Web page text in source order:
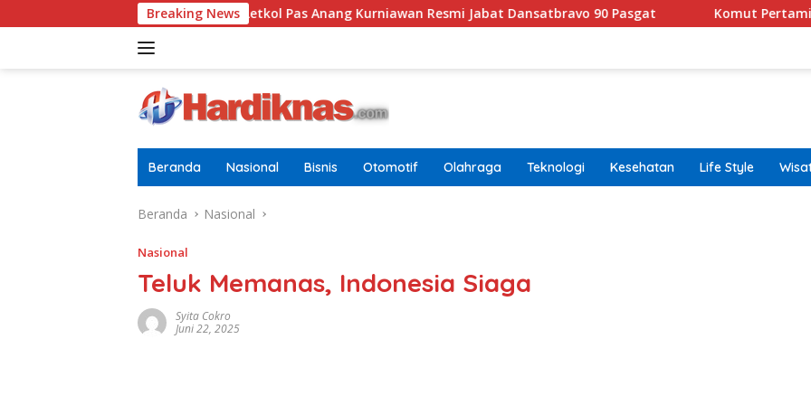
ke
Breaking News
Letkol Pas Anang Kurniawan Resmi Jabat Dansatbravo 90 Pasgat Komut Pertamina
Beranda Nasional Bisnis Otomotif Olahraga Teknologi Kesehatan Life Style
Beranda Nasional
Nasional
Teluk Memanas, Indonesia Siaga
Syita Cokro
Juni 22, 2025